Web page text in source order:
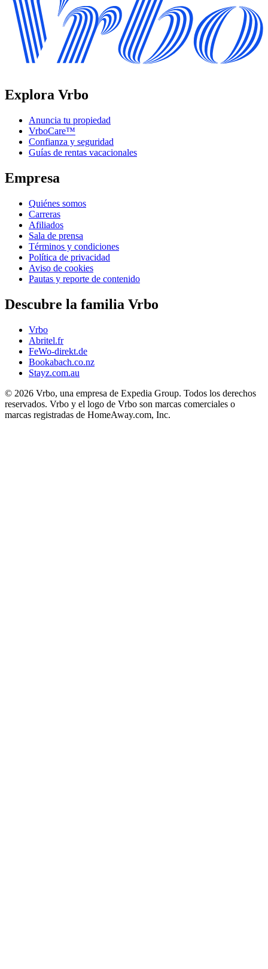
Explora Vrbo
Anuncia tu propiedad
VrboCare™
Confianza y seguridad
Guías de rentas vacacionales
Empresa
Quiénes somos
Carreras
Afiliados
Sala de prensa
Términos y condiciones
Política de privacidad
Aviso de cookies
Pautas y reporte de contenido
Descubre la familia Vrbo
Vrbo
Abritel.fr
FeWo-direkt.de
Bookabach.co.nz
Stayz.com.au
© 2026 Vrbo, una empresa de Expedia Group. Todos los derechos
reservados. Vrbo y el logo de Vrbo son marcas comerciales o
marcas registradas de HomeAway.com, Inc.